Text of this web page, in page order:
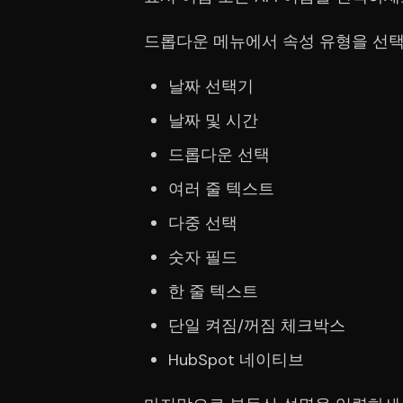
드롭다운 메뉴에서 속성 유형을 선
날짜 선택기
날짜 및 시간
드롭다운 선택
여러 줄 텍스트
다중 선택
숫자 필드
한 줄 텍스트
단일 켜짐/꺼짐 체크박스
HubSpot 네이티브